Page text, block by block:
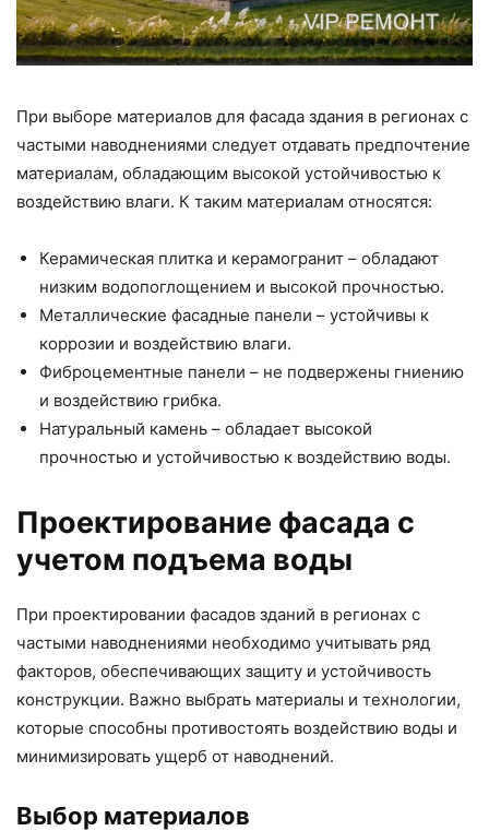
При выборе материалов для фасада здания в регионах с
частыми наводнениями следует отдавать предпочтение
материалам, обладающим высокой устойчивостью к
воздействию влаги. К таким материалам относятся:
Керамическая плитка и керамогранит – обладают
низким водопоглощением и высокой прочностью.
Металлические фасадные панели – устойчивы к
коррозии и воздействию влаги.
Фиброцементные панели – не подвержены гниению
и воздействию грибка.
Натуральный камень – обладает высокой
прочностью и устойчивостью к воздействию воды.
Проектирование фасада с
учетом подъема воды
При проектировании фасадов зданий в регионах с
частыми наводнениями необходимо учитывать ряд
факторов, обеспечивающих защиту и устойчивость
конструкции. Важно выбрать материалы и технологии,
которые способны противостоять воздействию воды и
минимизировать ущерб от наводнений.
Выбор материалов